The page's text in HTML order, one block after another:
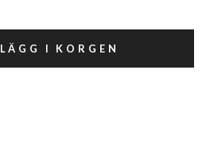
LÄGG I KORGEN